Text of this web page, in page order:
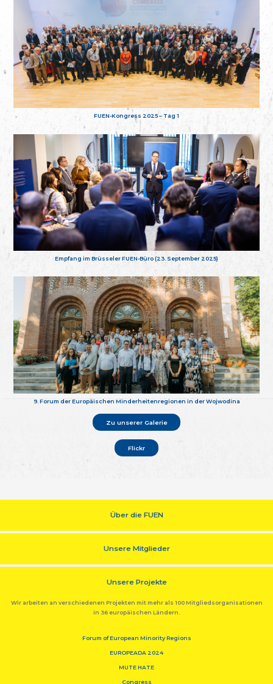
FUEN-Kongress 2025 – Tag 1
Empfang im Brüsseler FUEN-Büro (23. September 2025)
9. Forum der Europäischen Minderheitenregionen in der Wojwodina
Zu unserer Galerie
Flickr
Über die FUEN
Unsere Mitglieder
Unsere Projekte
Wir arbeiten an verschiedenen Projekten mit mehr als 100 Mitgliedsorganisationen
in 36 europäischen Ländern.
Forum of European Minority Regions
EUROPEADA 2024
MUTE HATE
Congress